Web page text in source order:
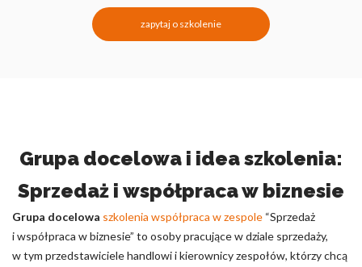
zapytaj o szkolenie
Grupa docelowa i idea szkolenia:
Sprzedaż i współpraca w biznesie
Grupa docelowa szkolenia współpraca w zespole “Sprzedaż
i współpraca w biznesie” to osoby pracujące w dziale sprzedaży,
w tym przedstawiciele handlowi i kierownicy zespołów, którzy chcą